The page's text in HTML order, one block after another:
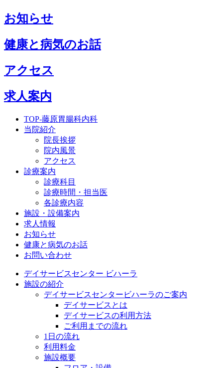
お知らせ
健康と病気のお話
アクセス
求人案内
TOP-藤原胃腸科内科
当院紹介
院長挨拶
院内風景
アクセス
診療案内
診療科目
診療時間・担当医
各診療内容
施設・設備案内
求人情報
お知らせ
健康と病気のお話
お問い合わせ
デイサービスセンター ビハーラ
施設の紹介
デイサービスセンタービハーラのご案内
デイサービスとは
デイサービスの利用方法
ご利用までの流れ
1日の流れ
利用料金
施設概要